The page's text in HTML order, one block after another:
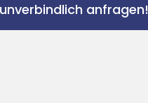
anfragen!